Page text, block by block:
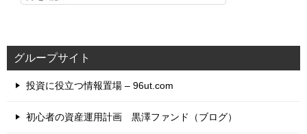
グループサイト
投資に役立つ情報置場 – 96ut.com
初心者の資産運用計画 黒澤ファンド（ブログ）